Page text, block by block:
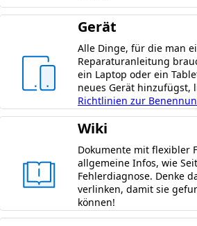
Gerät
Alle Dinge, für die man
Reparaturanleitung
ein Laptop oder ein
neues Gerät hinzufügst,
Richtlinien zur
Wiki
Dokumente mit flexibler
allgemeine Infos, wie
Fehlerdiagnose. Denke
verlinken, damit sie
können!